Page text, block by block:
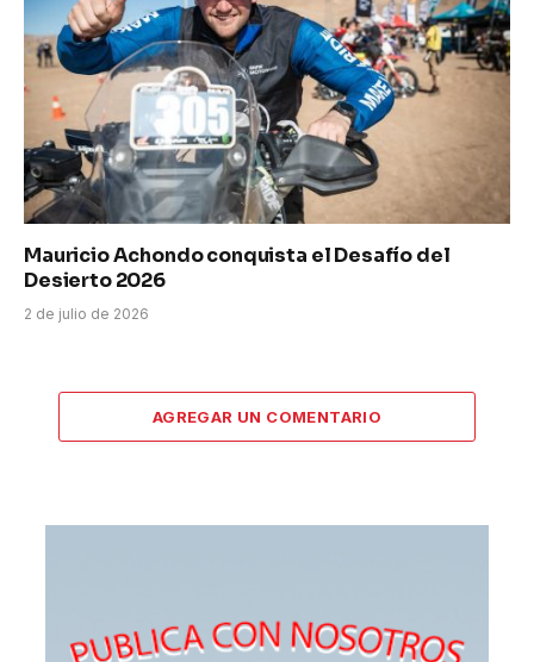
Mauricio Achondo conquista el Desafío del
Desierto 2026
2 de julio de 2026
AGREGAR UN COMENTARIO